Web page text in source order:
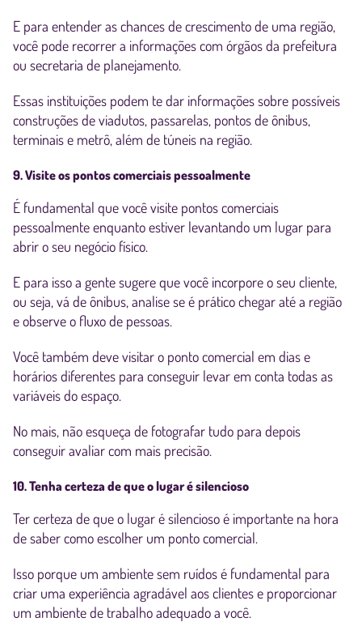
E para entender as chances de crescimento de uma região,
você pode recorrer a informações com órgãos da prefeitura
ou secretaria de planejamento.
Essas instituições podem te dar informações sobre possíveis
construções de viadutos, passarelas, pontos de ônibus,
terminais e metrô, além de túneis na região.
9. Visite os pontos comerciais pessoalmente
É fundamental que você visite pontos comerciais
pessoalmente enquanto estiver levantando um lugar para
abrir o seu negócio físico.
E para isso a gente sugere que você incorpore o seu cliente,
ou seja, vá de ônibus, analise se é prático chegar até a região
e observe o fluxo de pessoas.
Você também deve visitar o ponto comercial em dias e
horários diferentes para conseguir levar em conta todas as
variáveis do espaço.
No mais, não esqueça de fotografar tudo para depois
conseguir avaliar com mais precisão.
10. Tenha certeza de que o lugar é silencioso
Ter certeza de que o lugar é silencioso é importante na hora
de saber como escolher um ponto comercial.
Isso porque um ambiente sem ruídos é fundamental para
criar uma experiência agradável aos clientes e proporcionar
um ambiente de trabalho adequado a você.